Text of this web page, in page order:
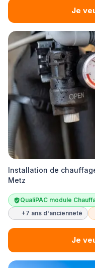
Je
Installation de
Metz
QualiPAC module
+7 ans d'ancienneté
Je